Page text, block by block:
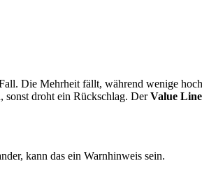
Die Mehrheit fällt, während wenige
sonst droht ein Rückschlag. DerValue
kann das ein Warnhinweis sein.